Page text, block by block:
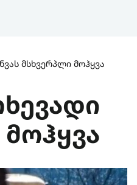
მსხვერპლი მოჰყვა